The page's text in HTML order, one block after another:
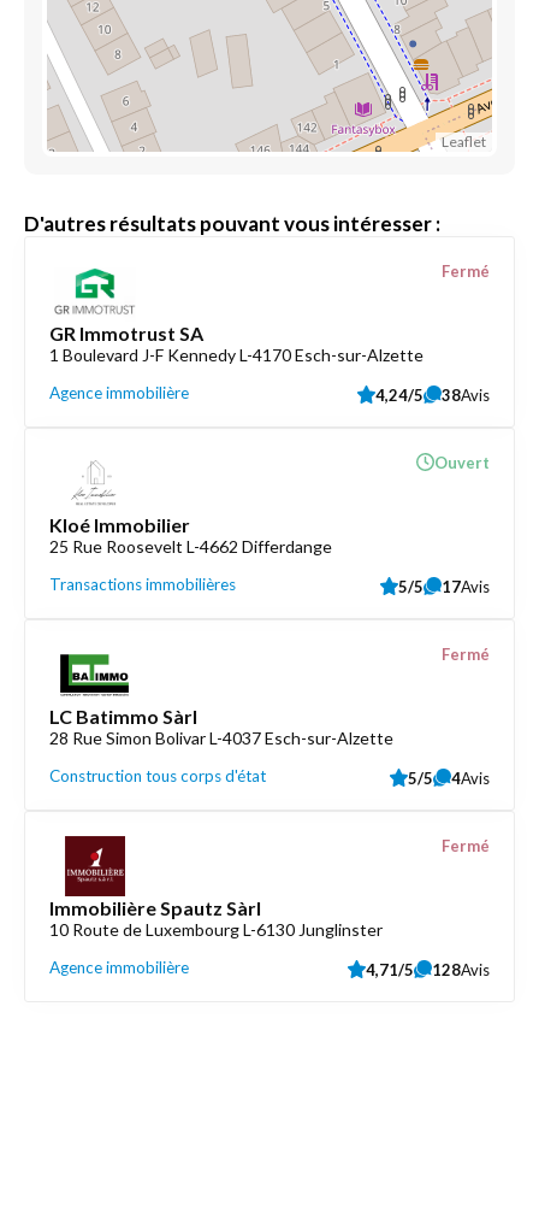
Leaflet
D'autres résultats pouvant vous intéresser :
GR Immotrust SA
1 Boulevard J-F Kennedy L-4170 Esch-sur-Alzette
Agence immobilière
Fermé
4,24/5 38Avis
Kloé Immobilier
25 Rue Roosevelt L-4662 Differdange
Transactions immobilières
Ouvert
5/5 17Avis
LC Batimmo Sàrl
28 Rue Simon Bolivar L-4037 Esch-sur-Alzette
Construction tous corps d'état
Fermé
5/5 4Avis
Immobilière Spautz Sàrl
10 Route de Luxembourg L-6130 Junglinster
Agence immobilière
Fermé
4,71/5 128Avis